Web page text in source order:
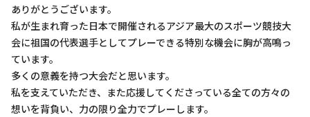
ありがとうございます。
私が生まれ育った日本で開催されるアジア最大のスポーツ競技大
会に祖国の代表選手としてプレーできる特別な機会に胸が高鳴っ
ています。
多くの意義を持つ大会だと思います。
私を支えていただき、また応援してくださっている全ての方々の
想いを背負い、力の限り全力でプレーします。